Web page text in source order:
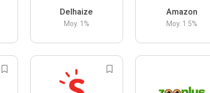
Delhaize
Moy. 1 %
Amazon
Moy. 1.5%